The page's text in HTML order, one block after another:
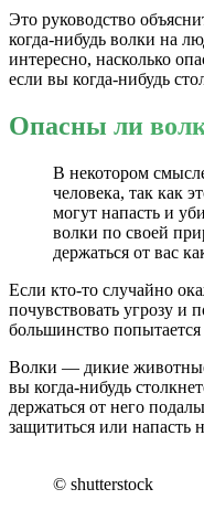
Это руководство
когда-нибудь волки на
интересно, насколько
если вы когда-нибудь
Опасны ли
В некотором
человека, так как
могут напасть и
волки по своей
держаться от вас
Если кто-то случайно
почувствовать угрозу и
большинство попытается
Волки — дикие
вы когда-нибудь
держаться от него
защититься или напасть
© shutterstock